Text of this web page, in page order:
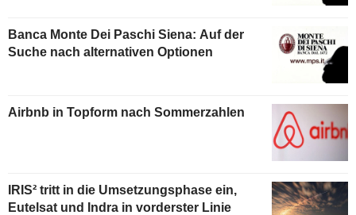
Banca Monte Dei Paschi Siena: Auf der
Suche nach alternativen Optionen
Airbnb in Topform nach Sommerzahlen
IRIS² tritt in die Umsetzungsphase ein,
Eutelsat und Indra in vorderster Linie